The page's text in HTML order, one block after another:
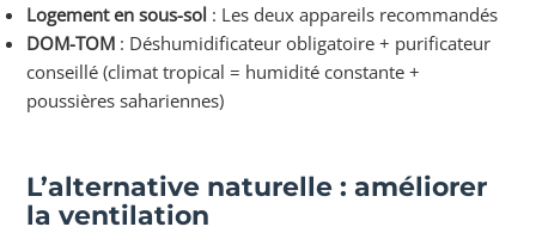
Logement en sous-sol : Les deux appareils recommandés
DOM-TOM : Déshumidificateur obligatoire + purificateur
conseillé (climat tropical = humidité constante +
poussières sahariennes)
L’alternative naturelle : améliorer
la ventilation